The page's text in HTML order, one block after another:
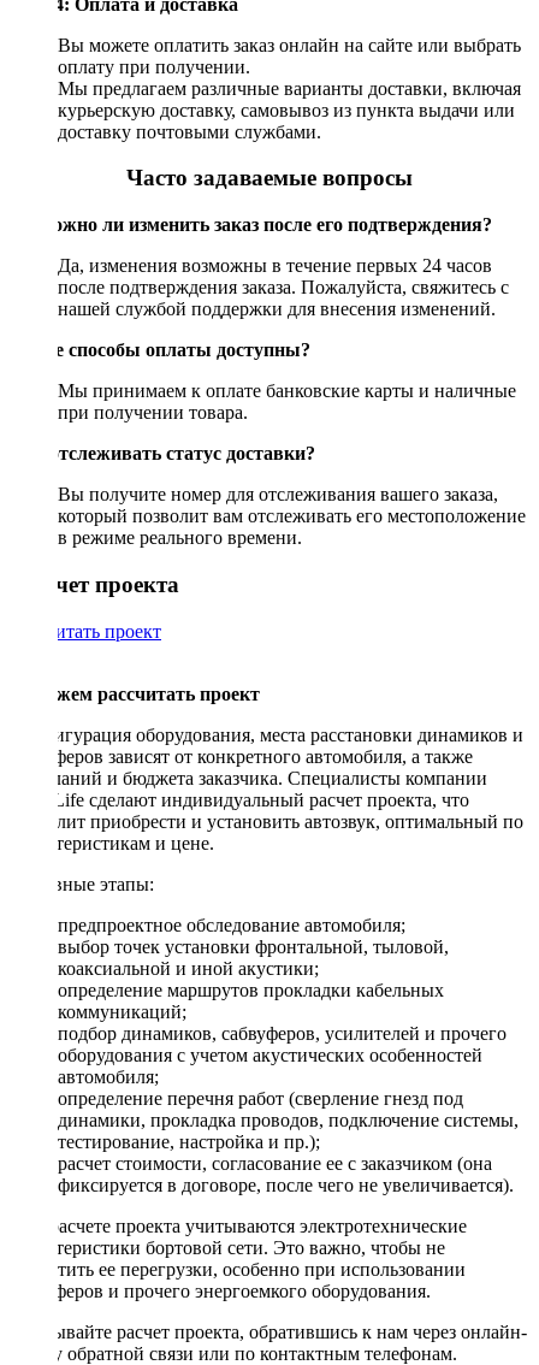
Вы можете оплатить заказ онлайн на сайте или выбрать
оплату при получении.
Мы предлагаем различные варианты доставки, включая
курьерскую доставку, самовывоз из пункта выдачи или
доставку почтовыми службами.
Часто задаваемые вопросы
Возможно ли изменить заказ после его подтверждения?
Да, изменения возможны в течение первых 24 часов
после подтверждения заказа. Пожалуйста, свяжитесь с
нашей службой поддержки для внесения изменений.
Какие способы оплаты доступны?
Мы принимаем к оплате банковские карты и наличные
при получении товара.
Как отслеживать статус доставки?
Вы получите номер для отслеживания вашего заказа,
который позволит вам отслеживать его местоположение
в режиме реального времени.
Рассчет проекта
Рассчитать проект
Поможем рассчитать проект
Конфигурация оборудования, места расстановки динамиков и
сабвуферов зависят от конкретного автомобиля, а также
пожеланий и бюджета заказчика. Специалисты компании
DriveLife сделают индивидуальный расчет проекта, что
позволит приобрести и установить автозвук, оптимальный по
характеристикам и цене.
Основные этапы:
предпроектное обследование автомобиля;
выбор точек установки фронтальной, тыловой,
коаксиальной и иной акустики;
определение маршрутов прокладки кабельных
коммуникаций;
подбор динамиков, сабвуферов, усилителей и прочего
оборудования с учетом акустических особенностей
автомобиля;
определение перечня работ (сверление гнезд под
динамики, прокладка проводов, подключение системы,
тестирование, настройка и пр.);
расчет стоимости, согласование ее с заказчиком (она
фиксируется в договоре, после чего не увеличивается).
При расчете проекта учитываются электротехнические
характеристики бортовой сети. Это важно, чтобы не
допустить ее перегрузки, особенно при использовании
сабвуферов и прочего энергоемкого оборудования.
Заказывайте расчет проекта, обратившись к нам через онлайн-
форму обратной связи или по контактным телефонам.